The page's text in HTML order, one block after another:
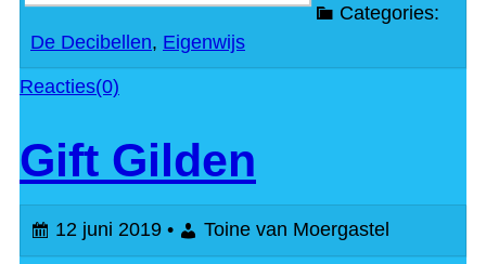
Categories:
De Decibellen, Eigenwijs
Reacties(0)
Gift Gilden
12 juni 2019 • Toine van Moergastel